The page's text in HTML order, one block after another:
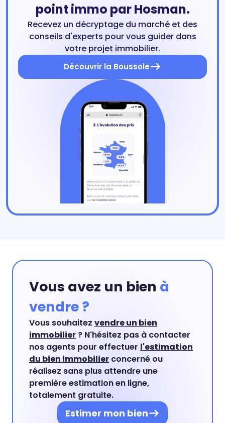
point immo par Hosman.
Recevez un décryptage du marché et des
conseils d'experts pour vous guider dans
votre projet immobilier.
Découvrir la Boussole
Vous avez un bien à
vendre ?
Vous souhaitez vendre un bien
immobilier ? N'hésitez pas à contacter
nos agents pour effectuer l'estimation
du bien immobilier concerné ou
réalisez sans plus attendre une
première estimation en ligne,
totalement gratuite.
Estimer mon bien